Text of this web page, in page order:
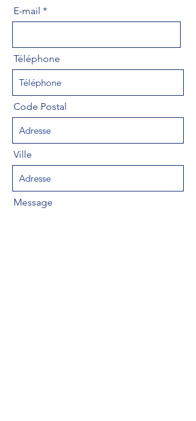
E-mail
Téléphone
Code Postal
Ville
Message